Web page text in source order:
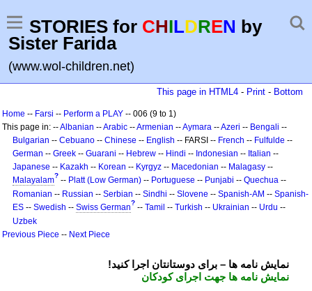
STORIES for CHILDREN by
Sister Farida
(www.wol-children.net)
This page in HTML4 - Print - Bottom
Home -- Farsi -- Perform a PLAY -- 006 (9 to 1)
This page in: --Albanian --Arabic --Armenian --Aymara --Azeri -- Bengali --
Bulgarian -- Cebuano -- Chinese -- English -- FARSI -- French -- Fulfulde --
German -- Greek -- Guarani -- Hebrew -- Hindi -- Indonesian -- Italian --
Japanese -- Kazakh -- Korean -- Kyrgyz -- Macedonian -- Malagasy --
Malayalam? -- Platt (Low German) -- Portuguese -- Punjabi -- Quechua --
Romanian -- Russian -- Serbian -- Sindhi -- Slovene -- Spanish-AM -- Spanish-
ES -- Swedish -- Swiss German? -- Tamil -- Turkish -- Ukrainian -- Urdu --
Uzbek
Previous Piece -- Next Piece
!نمایش نامه ها – برای دوستانتان اجرا کنید
نمایش نامه ها جهت اجرای کودکان